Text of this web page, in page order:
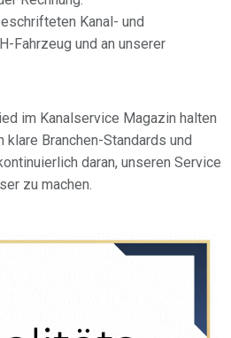
Kanal- und
Fahrzeug und an unserer
im Kanalservice Magazin halten
klare Branchen-Standards und
daran, unseren Service
zu machen.